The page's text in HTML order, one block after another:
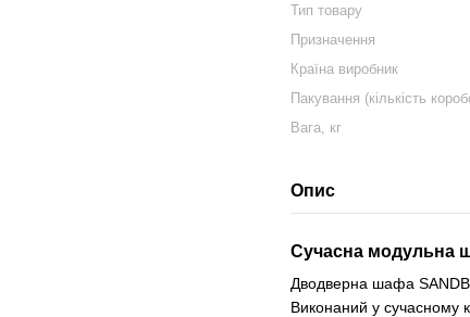
Тип товару
Призначення
Країна виробник
Пакування (кількість
Вага, кг
Опис
Сучасна модульна
Дводверна шафа
Виконаний у сучасному